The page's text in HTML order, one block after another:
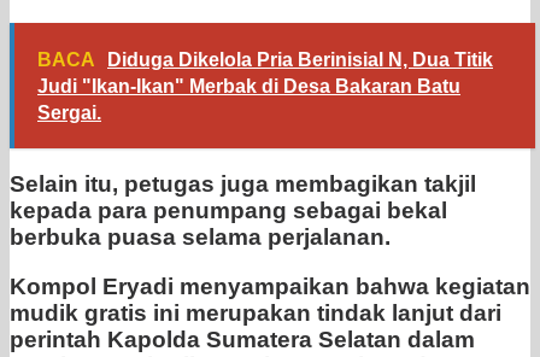
BACA
Diduga Dikelola Pria Berinisial N, Dua Titik
Judi "Ikan-Ikan" Merbak di Desa Bakaran Batu
Sergai.
Selain itu, petugas juga membagikan takjil
kepada para penumpang sebagai bekal
berbuka puasa selama perjalanan.
Kompol Eryadi menyampaikan bahwa kegiatan
mudik gratis ini merupakan tindak lanjut dari
perintah Kapolda Sumatera Selatan dalam